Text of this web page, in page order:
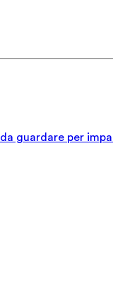
guardare per